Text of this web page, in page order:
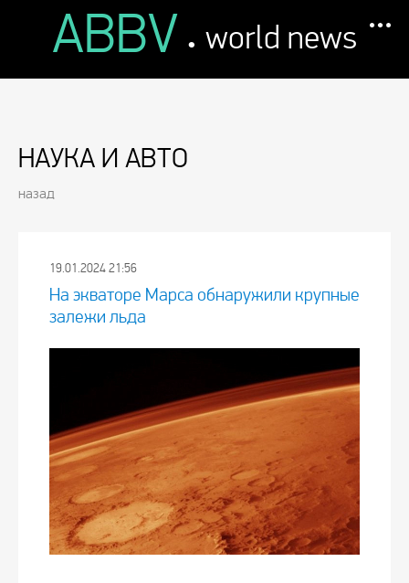
ABBV . world news
НАУКА И АВТО
назад
19.01.2024 21:56
На экваторе Марса обнаружили крупные
залежи льда